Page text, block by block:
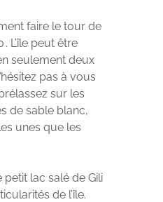
faire le tour de
. L’île peut être
seulement deux
pas à vous
sur les
de sable blanc,
unes que les
lac salé de Gili
de l’île.